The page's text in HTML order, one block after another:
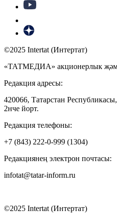
©2025 Intertat (Интертат)
«ТАТМЕДИА» акционерлык
Редакция адресы:
420066, Татарстан
2нче йорт.
Редакция телефоны:
+7 (843) 222-0-999 (1304)
Редакциянең электрон почтасы:
infotat@tatar-inform.ru
©2025 Intertat (Интертат)